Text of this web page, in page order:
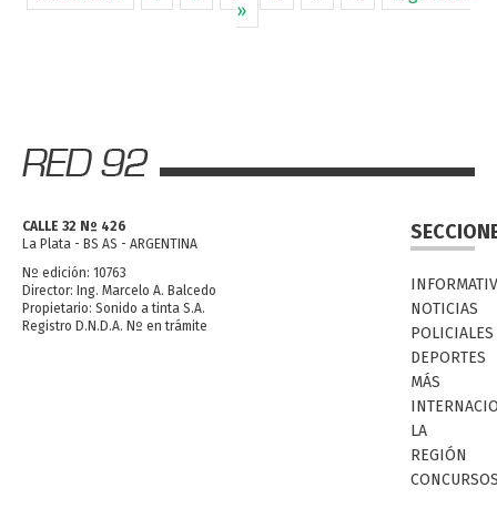
»
CALLE 32 Nº 426
La Plata - BS AS - ARGENTINA
Nº edición: 10763
Director: Ing. Marcelo A. Balcedo
Propietario: Sonido a tinta S.A.
Registro D.N.D.A. Nº en trámite
NOTICIAS
POLICIALES
DEPORTES
MÁS
LA
REGIÓN